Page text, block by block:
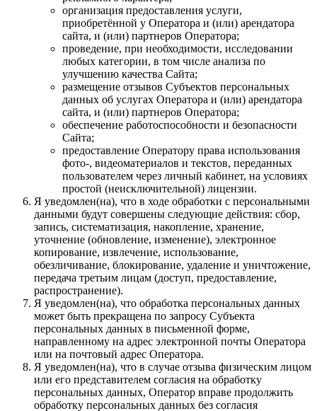
организация предоставления услуги,
приобретённой у Оператора и (или) арендатора
сайта, и (или) партнеров Оператора;
проведение, при необходимости, исследовании
любых категории, в том числе анализа по
улучшению качества Сайта;
размещение отзывов Субъектов персональных
данных об услугах Оператора и (или) арендатора
сайта, и (или) партнеров Оператора;
обеспечение работоспособности и безопасности
Сайта;
предоставление Оператору права использования
фото-, видеоматериалов и текстов, переданных
пользователем через личный кабинет, на условиях
простой (неисключительной) лицензии.
Я уведомлен(на), что в ходе обработки с персональными
данными будут совершены следующие действия: сбор,
запись, систематизация, накопление, хранение,
уточнение (обновление, изменение), электронное
копирование, извлечение, использование,
обезличивание, блокирование, удаление и уничтожение,
передача третьим лицам (доступ, предоставление,
распространение).
Я уведомлен(на), что обработка персональных данных
может быть прекращена по запросу Субъекта
персональных данных в письменной форме,
направленному на адрес электронной почты Оператора
или на почтовый адрес Оператора.
Я уведомлен(на), что в случае отзыва физическим лицом
или его представителем согласия на обработку
персональных данных, Оператор вправе продолжить
обработку персональных данных без согласия